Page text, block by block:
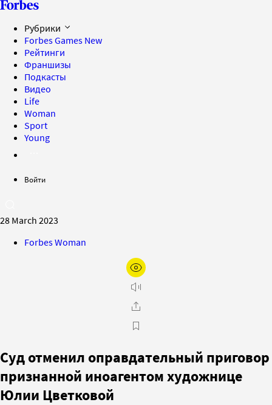
Рубрики
Forbes Games New
Рейтинги
Франшизы
Подкасты
Видео
Life
Woman
Sport
Young
Войти
28 March 2023
Forbes Woman
Суд отменил оправдательный приговор
признанной иноагентом художнице
Юлии Цветковой